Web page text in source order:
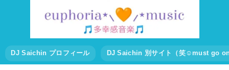
DJ Saichin プロフィール DJ Saichin 別サイト（笑☺must go